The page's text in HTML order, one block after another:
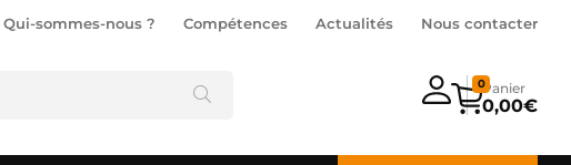
Qui-sommes-nous ? Compétences Actualités Nous contacter
0,00€
0